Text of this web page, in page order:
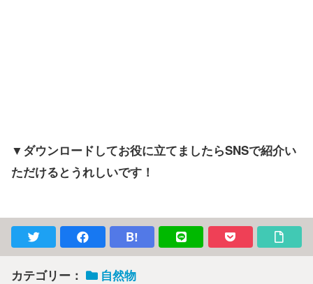
▼ダウンロードしてお役に立てましたらSNSで紹介い
ただけるとうれしいです！
B!
カテゴリー：
自然物